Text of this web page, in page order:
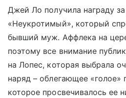
Джей Ло получила награду
«Неукротимый», который
бывший муж. Аффлека на
поэтому все внимание
на Лопес, которая выбрала
наряд – облегающее «голое»
которое просвечивалось ее